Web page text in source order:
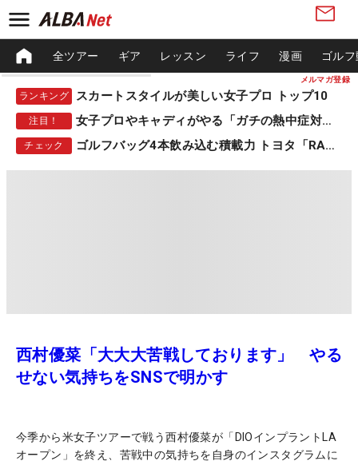
メルマガ登録
全ツアー ギア レッスン ライフ 漫画 ゴル
ランキング スカートスタイルが美しい女子プロ トップ10
注目！ 女子プロやキャディがやる「ガチの熱中症対策」
チェック ゴルフバッグ4本飲み込む積載力 トヨタ「RAV4」
西村優菜「大大大苦戦しております」 やる
せない気持ちをSNSで明かす
今季から米女子ツアーで戦う西村優菜が「DIOインプラントLA
オープン」を終え、苦戦中の気持ちを自身のインスタグラムに